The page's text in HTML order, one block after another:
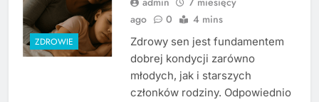
ZDROWIE
ago
0 4 mins
Zdrowy sen jest fundamentem
dobrej kondycji zarówno
młodych, jak i starszych
członków rodziny. Odpowiednio